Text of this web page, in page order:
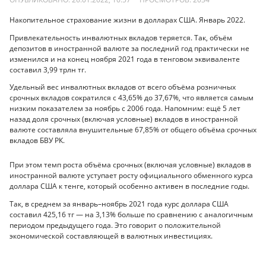
Накопительное страхование жизни в долларах США. Январь 2022.
Привлекательность инвалютных вкладов теряется. Так, объём
депозитов в иностранной валюте за последний год практически не
изменился и на конец ноября 2021 года в тенговом эквиваленте
составил 3,99 трлн тг.
Удельный вес инвалютных вкладов от всего объёма розничных
срочных вкладов сократился с 43,65% до 37,67%, что является самым
низким показателем за ноябрь с 2006 года. Напомним: ещё 5 лет
назад доля срочных (включая условные) вкладов в иностранной
валюте составляла внушительные 67,85% от общего объёма срочных
вкладов БВУ РК.
При этом темп роста объёма срочных (включая условные) вкладов в
иностранной валюте уступает росту официального обменного курса
доллара США к тенге, который особенно активен в последние годы.
Так, в среднем за январь–ноябрь 2021 года курс доллара США
составил 425,16 тг — на 3,13% больше по сравнению с аналогичным
периодом предыдущего года. Это говорит о положительной
экономической составляющей в валютных инвестициях.